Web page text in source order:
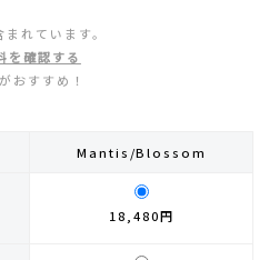
ペシャル)
れています。
を確認する
がおすすめ！
Mantis/Blossom
18,480円